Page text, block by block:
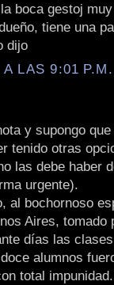
boca gestoj
tiene una
dijo
LAS 9:01 P.M.
y supongo
tenido otras
las debe haber
urgente).
al bochornoso
Aires, tomado
días las
alumnos
total